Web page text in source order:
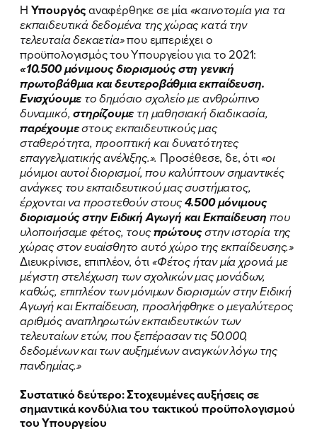
Η Υπουργόςαναφέρθηκε σε μία«καινοτομία για τα
εκπαιδευτικά δεδομένα της χώρας κατά την
τελευταία δεκαετία»που εμπεριέχει ο
προϋπολογισμός του Υπουργείου για το 2021:
«10.500 μόνιμους διορισμούς στη γενική
πρωτοβάθμια και δευτεροβάθμια εκπαίδευση.
Ενισχύουμετο δημόσιο σχολείο με ανθρώπινο
δυναμικό,στηρίζουμετη μαθησιακή διαδικασία,
παρέχουμεστους εκπαιδευτικούς μας
σταθερότητα, προοπτικήκαι δυνατότητες
επαγγελματικής ανέλιξης.». Προσέθεσε, δε, ότι«οι
μόνιμοι αυτοί διορισμοί, που καλύπτουν σημαντικές
ανάγκες του εκπαιδευτικού μας συστήματος,
έρχονται να προστεθούν στους4.500 μόνιμους
διορισμούς στην Ειδική Αγωγή και Εκπαίδευση που
υλοποιήσαμε φέτος, τουςπρώτουςστην ιστορία της
χώρας στον ευαίσθητο αυτό χώρο της εκπαίδευσης.»
Διευκρίνισε, επιπλέον, ότι«Φέτος ήταν μία χρονιά με
μέγιστη στελέχωση των σχολικών μας μονάδων,
καθώς, επιπλέον των μόνιμων διορισμών στην Ειδική
Αγωγή και Εκπαίδευση, προσλήφθηκε ο μεγαλύτερος
αριθμός αναπληρωτών εκπαιδευτικών των
τελευταίων ετών, που ξεπέρασαν τις 50.000,
δεδομένων και των αυξημένων αναγκών λόγω της
πανδημίας.»
Συστατικό δεύτερο: Στοχευμένες αυξήσεις σε
σημαντικά κονδύλια του τακτικού προϋπολογισμού
του Υπουργείου